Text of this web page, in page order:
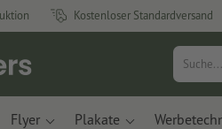
Kostenloser Standardversand
Flyer Plakate